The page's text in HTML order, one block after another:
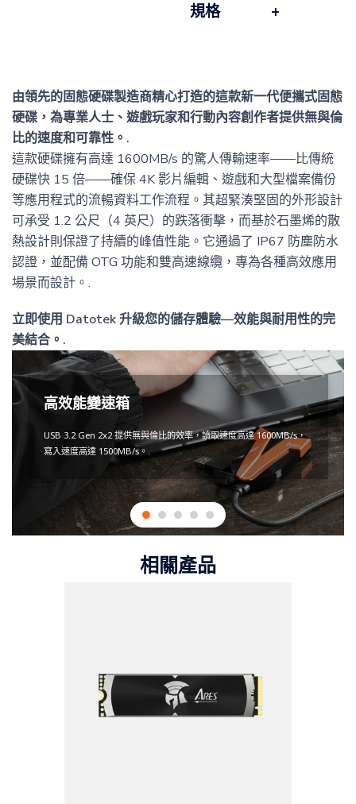
規格
由領先的固態硬碟製造商精心打造的這款新一代便攜式固態
硬碟，為專業人士、遊戲玩家和行動內容創作者提供無與倫
比的速度和可靠性。.
這款硬碟擁有高達 1600MB/s 的驚人傳輸速率——比傳統
硬碟快 15 倍——確保 4K 影片編輯、遊戲和大型檔案備份
等應用程式的流暢資料工作流程。其超緊湊堅固的外形設計
可承受 1.2 公尺（4 英尺）的跌落衝擊，而基於石墨烯的散
熱設計則保證了持續的峰值性能。它通過了 IP67 防塵防水
認證，並配備 OTG 功能和雙高速線纜，專為各種高效應用
場景而設計。.
立即使用 Datotek 升級您的儲存體驗—效能與耐用性的完
美結合。.
高效能變速箱
USB 3.2 Gen 2x2 提供無與倫比的效率，讀取速度高達 1600MB/s，
寫入速度高達 1500MB/s。.
相關產品